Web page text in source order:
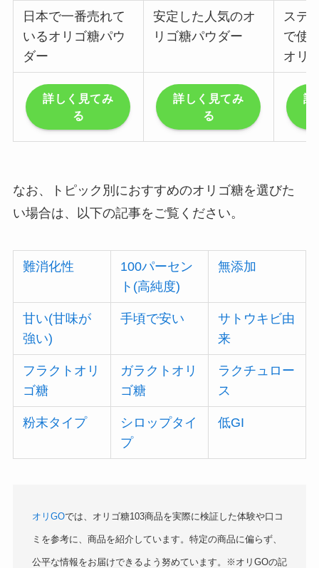
日本で一番売れて
いるオリゴ糖パウ
ダー
安定した人気のオ
リゴ糖パウダー
ステ
で使
オリ
詳しく見てみ
る
詳しく見てみ
る
詳
なお、トピック別におすすめのオリゴ糖を選びた
い場合は、以下の記事をご覧ください。
難消化性
100パーセン
ト(高純度)
無添加
甘い(甘味が
強い)
手頃で安い
サトウキビ由
来
フラクトオリ
ゴ糖
ガラクトオリ
ゴ糖
ラクチュロー
ス
粉末タイプ
シロップタイ
プ
低GI
オリGOでは、オリゴ糖103商品を実際に検証した体験や口コ
ミを参考に、商品を紹介しています。特定の商品に偏らず、
公平な情報をお届けできるよう努めています。※オリGOの記